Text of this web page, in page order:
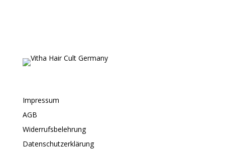
Impressum
AGB
Widerrufsbelehrung
Datenschutzerklärung